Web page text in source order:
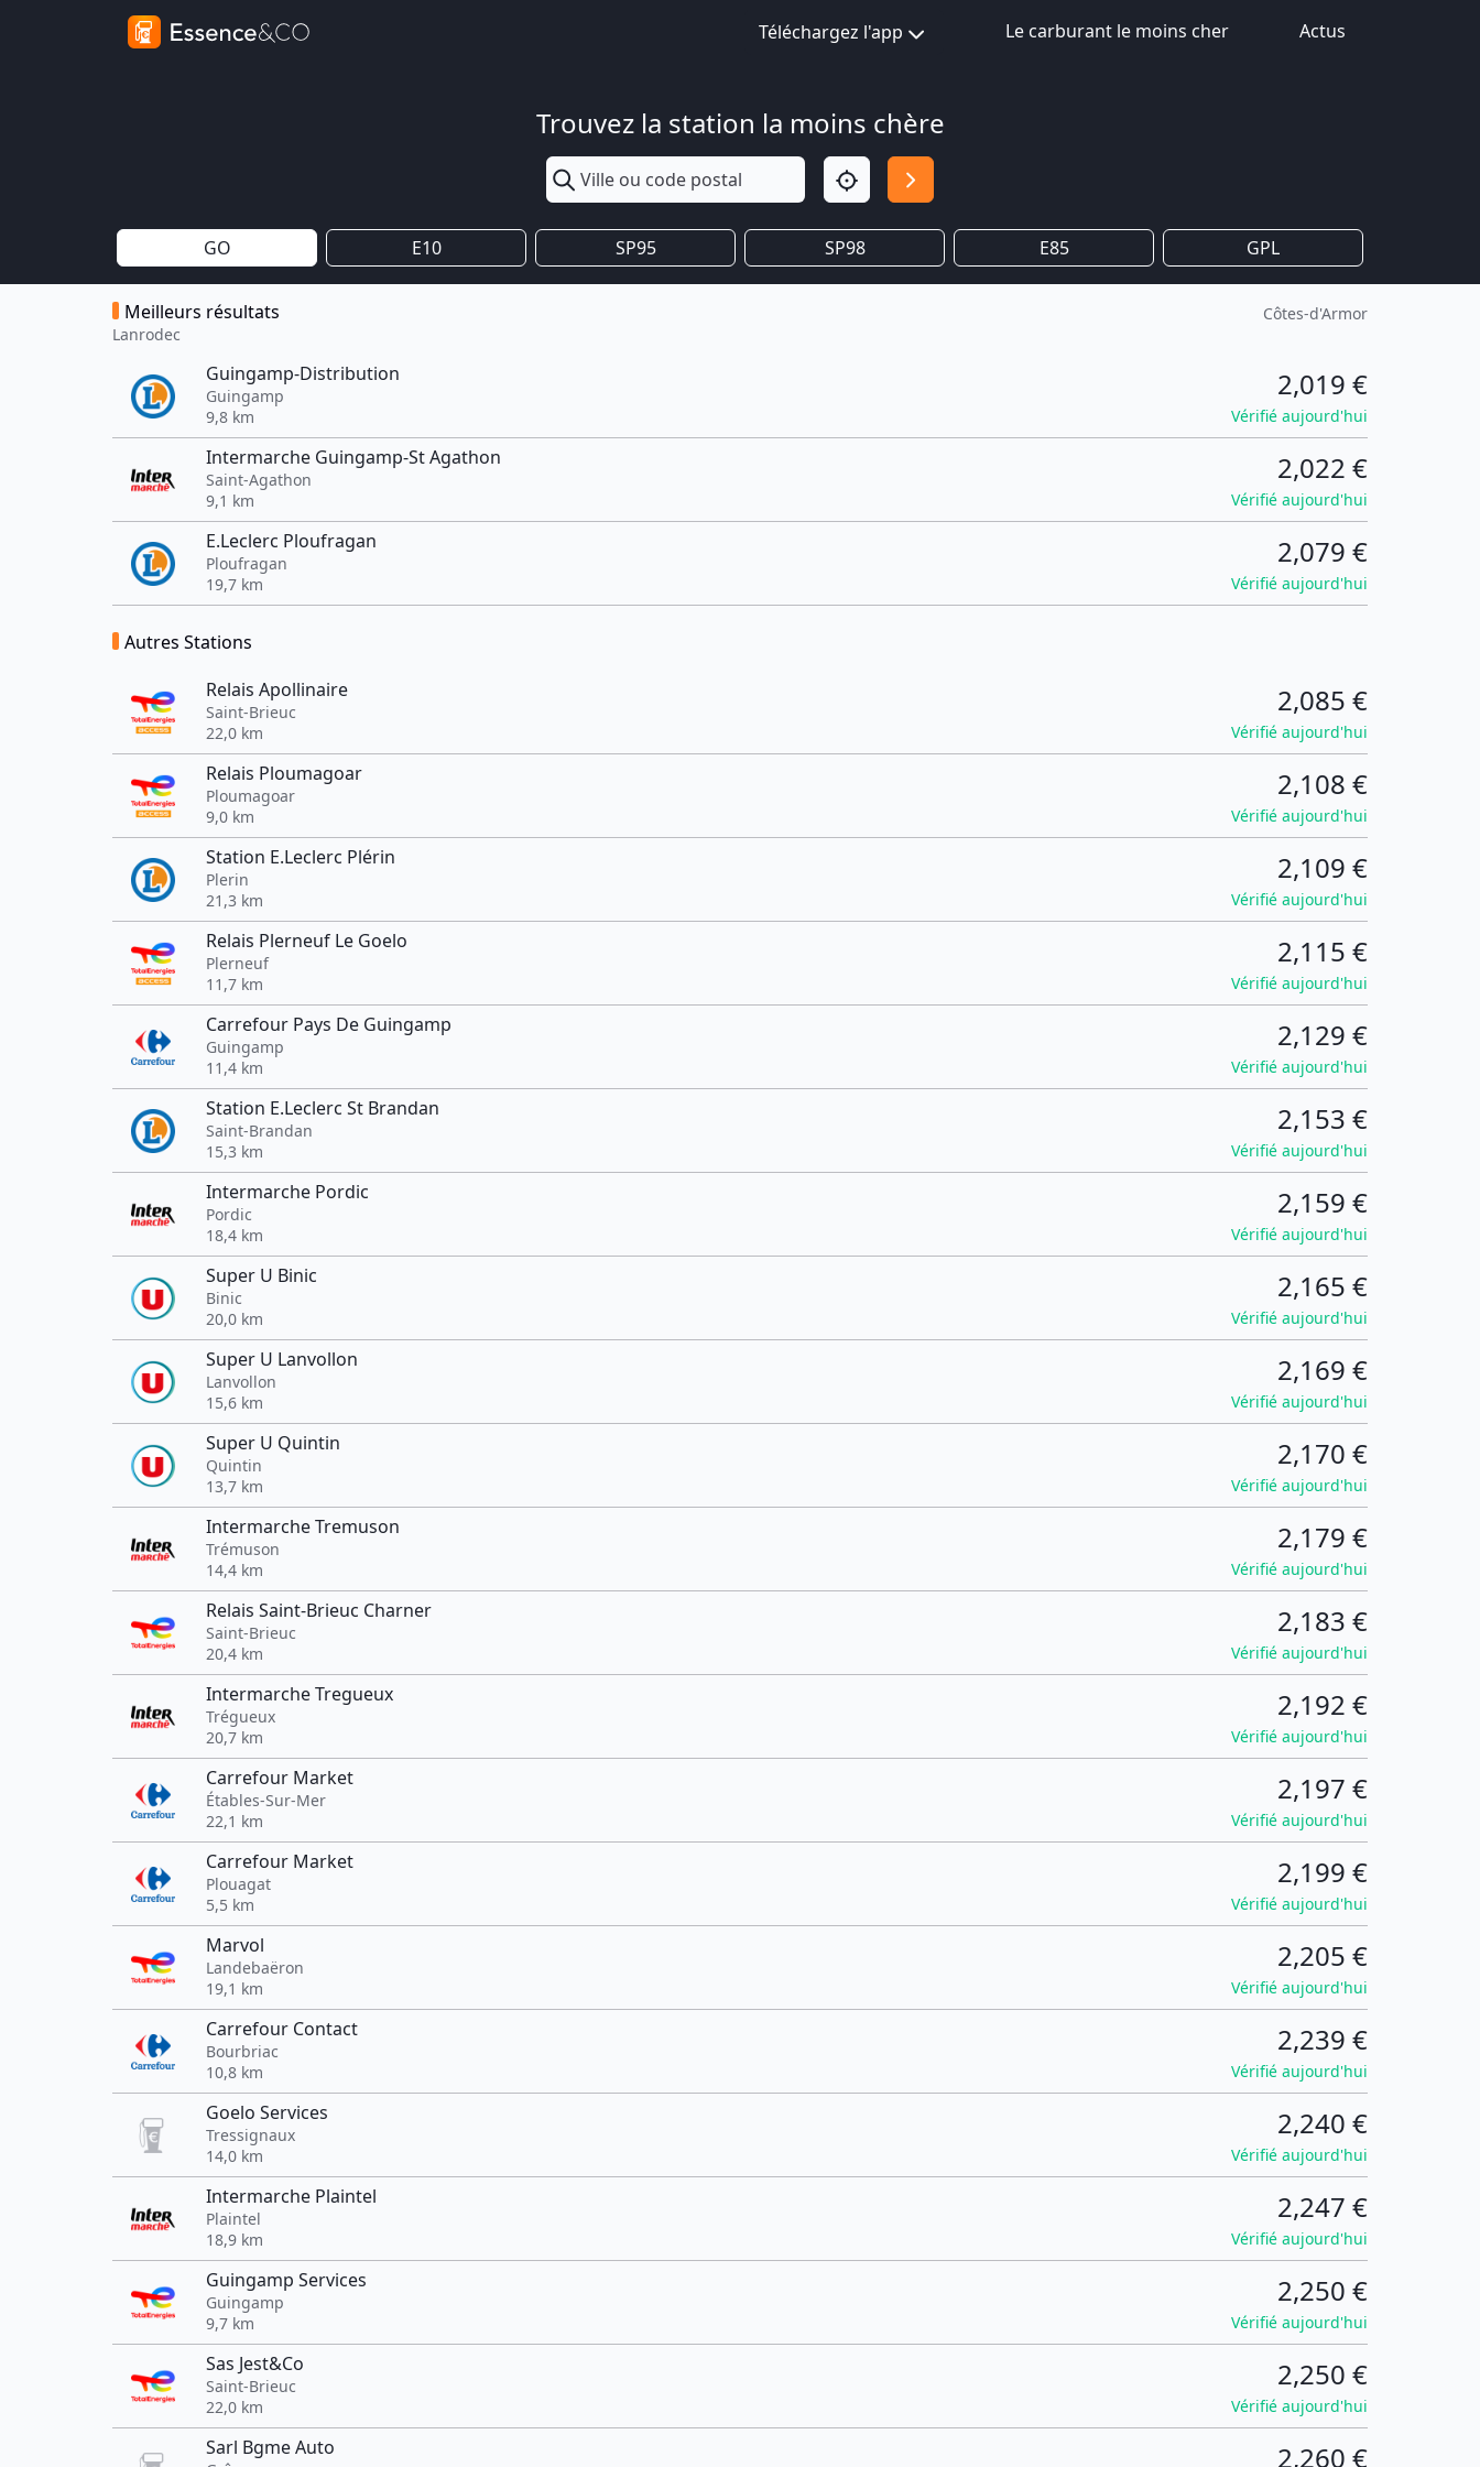
Téléchargez l'app Le carburant le moins cher Actus
Trouvez la station la moins chère
GO E10 SP95 SP98 E85 GPL
Meilleurs résultats
Lanrodec
Côtes-d'Armor
Guingamp-Distribution
Guingamp
9,8 km
2,019 €
Vérifié aujourd'hui
Intermarche Guingamp-St Agathon
Saint-Agathon
9,1 km
2,022 €
Vérifié aujourd'hui
E.Leclerc Ploufragan
Ploufragan
19,7 km
2,079 €
Vérifié aujourd'hui
Autres Stations
Relais Apollinaire
Saint-Brieuc
22,0 km
2,085 €
Vérifié aujourd'hui
Relais Ploumagoar
Ploumagoar
9,0 km
2,108 €
Vérifié aujourd'hui
Station E.Leclerc Plérin
Plerin
21,3 km
2,109 €
Vérifié aujourd'hui
Relais Plerneuf Le Goelo
Plerneuf
11,7 km
2,115 €
Vérifié aujourd'hui
Carrefour Pays De Guingamp
Guingamp
11,4 km
2,129 €
Vérifié aujourd'hui
Station E.Leclerc St Brandan
Saint-Brandan
15,3 km
2,153 €
Vérifié aujourd'hui
Intermarche Pordic
Pordic
18,4 km
2,159 €
Vérifié aujourd'hui
Super U Binic
Binic
20,0 km
2,165 €
Vérifié aujourd'hui
Super U Lanvollon
Lanvollon
15,6 km
2,169 €
Vérifié aujourd'hui
Super U Quintin
Quintin
13,7 km
2,170 €
Vérifié aujourd'hui
Intermarche Tremuson
Trémuson
14,4 km
2,179 €
Vérifié aujourd'hui
Relais Saint-Brieuc Charner
Saint-Brieuc
20,4 km
2,183 €
Vérifié aujourd'hui
Intermarche Tregueux
Trégueux
20,7 km
2,192 €
Vérifié aujourd'hui
Carrefour Market
Étables-Sur-Mer
22,1 km
2,197 €
Vérifié aujourd'hui
Carrefour Market
Plouagat
5,5 km
2,199 €
Vérifié aujourd'hui
Marvol
Landebaëron
19,1 km
2,205 €
Vérifié aujourd'hui
Carrefour Contact
Bourbriac
10,8 km
2,239 €
Vérifié aujourd'hui
Goelo Services
Tressignaux
14,0 km
2,240 €
Vérifié aujourd'hui
Intermarche Plaintel
Plaintel
18,9 km
2,247 €
Vérifié aujourd'hui
Guingamp Services
Guingamp
9,7 km
2,250 €
Vérifié aujourd'hui
Sas Jest&Co
Saint-Brieuc
22,0 km
2,250 €
Vérifié aujourd'hui
Sarl Bgme Auto 2,260 €